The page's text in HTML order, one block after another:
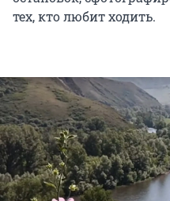
тех, кто любит ходить.